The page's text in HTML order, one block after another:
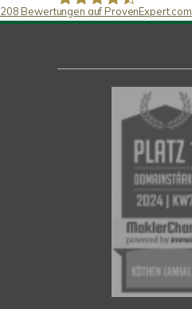
208 Bewertungen auf ProvenExpert.com